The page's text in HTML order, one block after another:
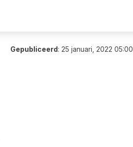
Gepubliceerd: 25 januari, 2022 05:00